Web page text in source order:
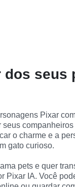
dos seus
Pixar
o charme e a
gato curioso.
pets e quer
Pixar IA. Você